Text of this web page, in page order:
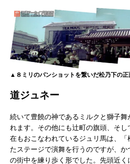
▲８ミリのパンショットを繋いだ松乃下の正
道ジュネー
続いて豊饒の神であるミルクと獅子
れます。その他にも辻町の旗頭、そ
在もおこなわれているジュリ馬は、
たステージで演舞を行うのですが、
の街中を練り歩く形でした。先頭近く